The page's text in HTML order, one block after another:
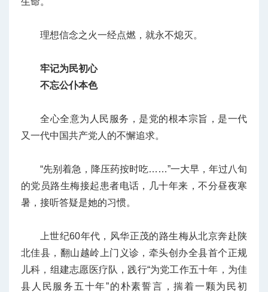
理想信念之火一经点燃，就永不熄灭。
牢记为民初心
不忘公仆本色
全心全意为人民服务，是党的根本宗旨，是一代
又一代中国共产党人的不懈追求。
“先别着急，降压药按时吃……”一大早，年过八旬
的党员路生梅接起患者电话，几十年来，不分昼夜寒
暑，接听答疑是她的习惯。
上世纪60年代，风华正茂的路生梅从北京奔赴陕
北佳县，翻山越岭上门义诊，牵头创办全县首个正规
儿科，组建志愿医疗队，践行“为党工作五十年，为佳
县人民服务五十年”的朴素誓言，揣着一颗为民初